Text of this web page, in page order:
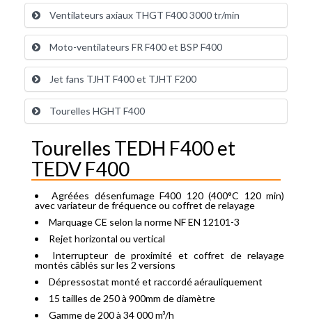
Ventilateurs axiaux THGT F400 3000 tr/min
Moto-ventilateurs FR F400 et BSP F400
Jet fans TJHT F400 et TJHT F200
Tourelles HGHT F400
Tourelles TEDH F400 et
TEDV F400
Agréées désenfumage F400 120 (400°C 120 min)
avec variateur de fréquence ou coffret de relayage
Marquage CE selon la norme NF EN 12101-3
Rejet horizontal ou vertical
Interrupteur de proximité et coffret de relayage
montés câblés sur les 2 versions
Dépressostat monté et raccordé aérauliquement
15 tailles de 250 à 900mm de diamètre
Gamme de 200 à 34 000 m³/h